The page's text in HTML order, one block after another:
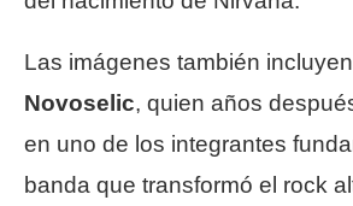
Las imágenes también
Novoselic, quien años
en uno de los integrantes
banda que transformó el rock